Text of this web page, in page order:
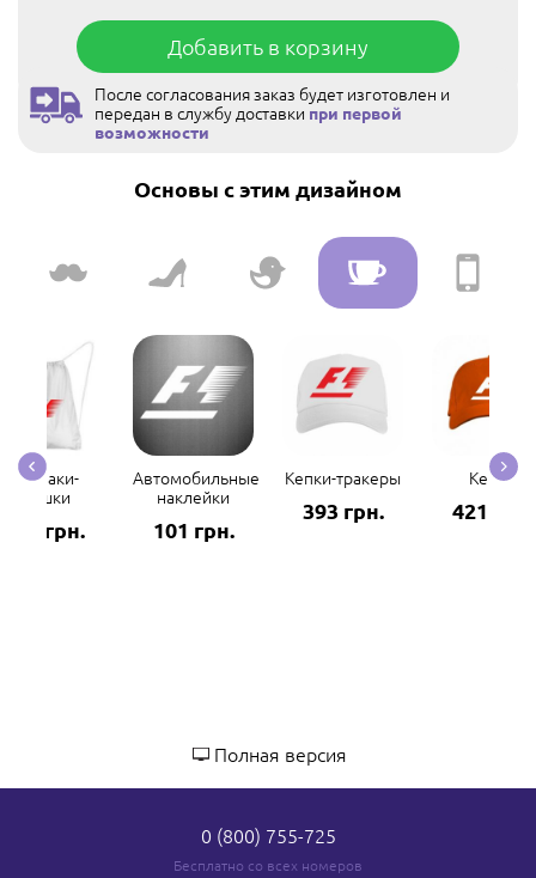
Добавить в корзину
После согласования заказ будет изготовлен и
передан в службу доставки при первой
возможности
Основы с этим дизайном
Рюкзаки-
мешки
298 грн.
Автомобильные
наклейки
101 грн.
Кепки-тракеры
393 грн.
Кепки
421 грн.
Полная версия
0 (800) 755-725
Бесплатно со всех номеров